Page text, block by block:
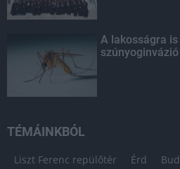
A lakosságra
TÉMÁINKBÓL
Liszt Ferenc repülőtér Érd